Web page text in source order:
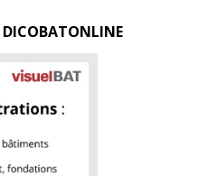
DICOBATONLINE